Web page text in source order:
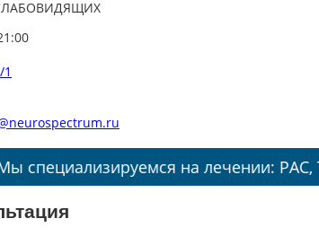
на лечении: РАС, ТИКИ,